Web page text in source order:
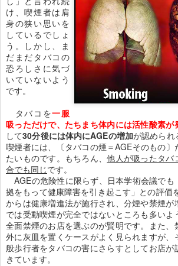
け、喫煙者は肩
身の狭い思いを
しているでしょ
う。しかし、ま
だまだタバコの
恐ろしさに気づ
いていないよう
です。
タバコを一服
吸っただけで、たちまち体内には活性酸素が
して30分後には体内にAGEの増加が認められ
喫煙者には、〔タバコの煙＝AGEそのもの
たいものです。もちろん、他人が吸ったタバ
合でも同じです。
AGEの危険性に限らず、日本学術会議でも
拠をもって健康障害を引き起こす」との評価
からは健康増進法が施行され、分煙や禁煙が
では受動喫煙が完全ではないところも多いよ
全面禁煙のお店を選ぶのが賢明です。また、
外に灰皿を置くケースがよく見られますが、
般歩行者をタバコの害にさらすとしてお店が
きています。